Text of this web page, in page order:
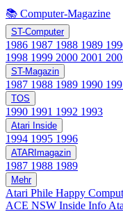
📚 Computer-Magazine
ST-Computer
1986 1987 1988 1989
1998 1999 2000 2001
ST-Magazin
1987 1988 1989 1990
TOS
1990 1991 1992 1993
Atari Inside
1994 1995 1996
ATARImagazin
1987 1988 1989
Mehr
Atari Phile Happy
ACE NSW Inside Info